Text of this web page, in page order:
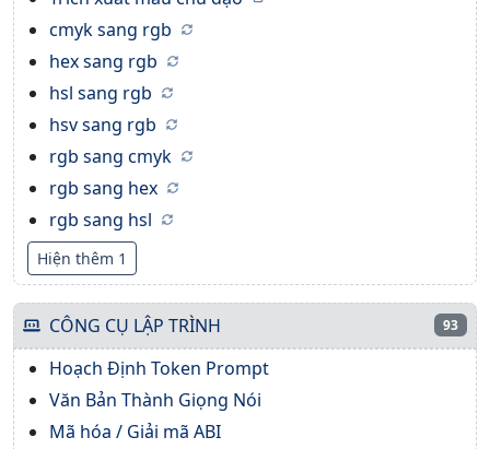
cmyk sang rgb
hex sang rgb
hsl sang rgb
hsv sang rgb
rgb sang cmyk
rgb sang hex
rgb sang hsl
Hiện thêm 1
CÔNG CỤ LẬP TRÌNH 93
Hoạch Định Token Prompt
Văn Bản Thành Giọng Nói
Mã hóa / Giải mã ABI